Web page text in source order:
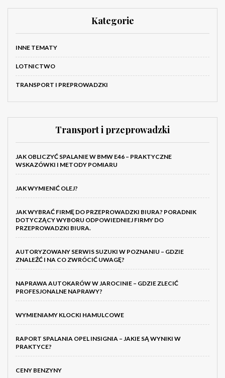
Kategorie
INNE TEMATY
LOTNICTWO
TRANSPORT I PREPROWADZKI
Transport i przeprowadzki
JAK OBLICZYĆ SPALANIE W BMW E46 – PRAKTYCZNE
WSKAZÓWKI I METODY POMIARU
JAK WYMIENIĆ OLEJ?
JAK WYBRAĆ FIRMĘ DO PRZEPROWADZKI BIURA? PORADNIK
DOTYCZĄCY WYBORU ODPOWIEDNIEJ FIRMY DO
PRZEPROWADZKI BIURA.
AUTORYZOWANY SERWIS SUZUKI W POZNANIU – GDZIE
ZNALEŹĆ I NA CO ZWRÓCIĆ UWAGĘ?
NAPRAWA AUTOKARÓW W JAROCINIE – GDZIE ZLECIĆ
PROFESJONALNE NAPRAWY?
WYMIENIAMY KLOCKI HAMULCOWE
RAPORT SPALANIA OPEL INSIGNIA – JAKIE SĄ WYNIKI W
PRAKTYCE?
CENY BENZYNY